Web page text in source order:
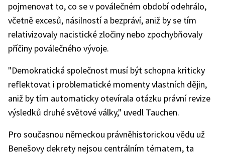
pojmenovat to, co se v poválečném období odehrálo,
včetně excesů, násilností a bezpráví, aniž by se tím
relativizovaly nacistické zločiny nebo zpochybňovaly
příčiny poválečného vývoje.
"Demokratická společnost musí být schopna kriticky
reflektovat i problematické momenty vlastních dějin,
aniž by tím automaticky otevírala otázku právní revize
výsledků druhé světové války," uvedl Tauchen.
Pro současnou německou právněhistorickou vědu už
Benešovy dekrety nejsou centrálním tématem, ta